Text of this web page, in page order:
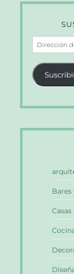
Dirección
de
correo
electrónico
Bares
Casas